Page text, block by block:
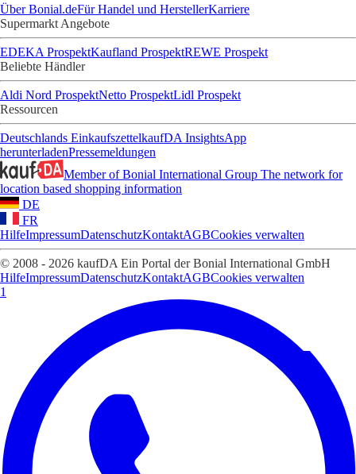
Über Bonial.deFür Handel und HerstellerKarriere
Supermarkt Angebote
EDEKA ProspektKaufland ProspektREWE Prospekt
Beliebte Händler
Aldi Nord ProspektNetto ProspektLidl Prospekt
Ressourcen
Deutschlands EinkaufszettelkaufDA InsightsApp
herunterladenPressemeldungen
Member of Bonial International Group The network for
location based shopping information
DE
FR
HilfeImpressumDatenschutzKontaktAGBCookies verwalten
© 2008 - 2026 kaufDA Ein Portal der Bonial International GmbH
HilfeImpressumDatenschutzKontaktAGBCookies verwalten
1